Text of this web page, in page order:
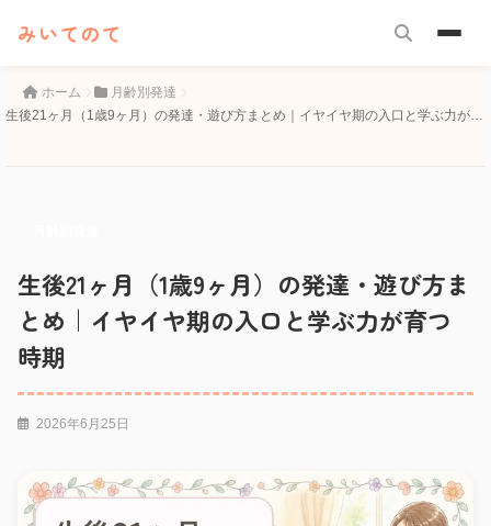
みいてのて
ホーム
月齢別発達
生後21ヶ月（1歳9ヶ月）の発達・遊び方まとめ｜イヤイヤ期の入口と学ぶ力が育
生後21ヶ月（1歳9ヶ月）の発達・遊び方ま
とめ｜イヤイヤ期の入口と学ぶ力が育つ
時期
2026年6月25日